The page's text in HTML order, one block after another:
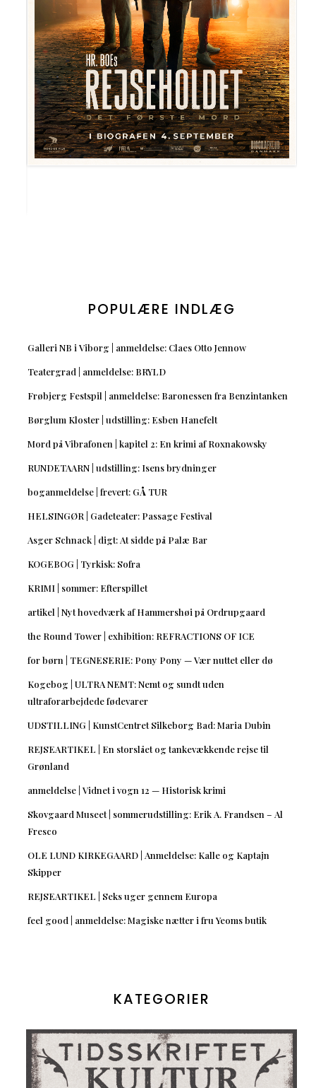
POPULÆRE INDLÆG
Galleri NB i Viborg | anmeldelse: Claes Otto Jennow
Teatergrad | anmeldelse: BRYLD
Frøbjerg Festspil | anmeldelse: Baronessen fra Benzintanken
Børglum Kloster | udstilling: Esben Hanefelt
Mord på Vibrafonen | kapitel 2: En krimi af Roxnakowsky
RUNDETAARN | udstilling: Isens brydninger
boganmeldelse | frevert: GÅ TUR
HELSINGØR | Gadeteater: Passage Festival
Asger Schnack | digt: At sidde på Palæ Bar
KOGEBOG | Tyrkisk: Sofra
KRIMI | sommer: Efterspillet
artikel | Nyt hovedværk af Hammershøi på Ordrupgaard
the Round Tower | exhibition: REFRACTIONS OF ICE
for børn | TEGNESERIE: Pony Pony — Vær nuttet eller dø
Kogebog | ULTRA NEMT: Nemt og sundt uden
ultraforarbejdede fødevarer
UDSTILLING | KunstCentret Silkeborg Bad: Maria Dubin
REJSEARTIKEL | En storslået og tankevækkende rejse til
Grønland
anmeldelse | Vidnet i vogn 12 — Historisk krimi
Skovgaard Museet | sommerudstilling: Erik A. Frandsen – Al
Fresco
OLE LUND KIRKEGAARD | Anmeldelse: Kalle og Kaptajn
Skipper
REJSEARTIKEL | Seks uger gennem Europa
feel good | anmeldelse: Magiske nætter i fru Yeoms butik
KATEGORIER